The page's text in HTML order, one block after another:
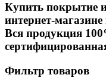
Купить покрытие
интернет-
Вся продукция
Фильтр товаров